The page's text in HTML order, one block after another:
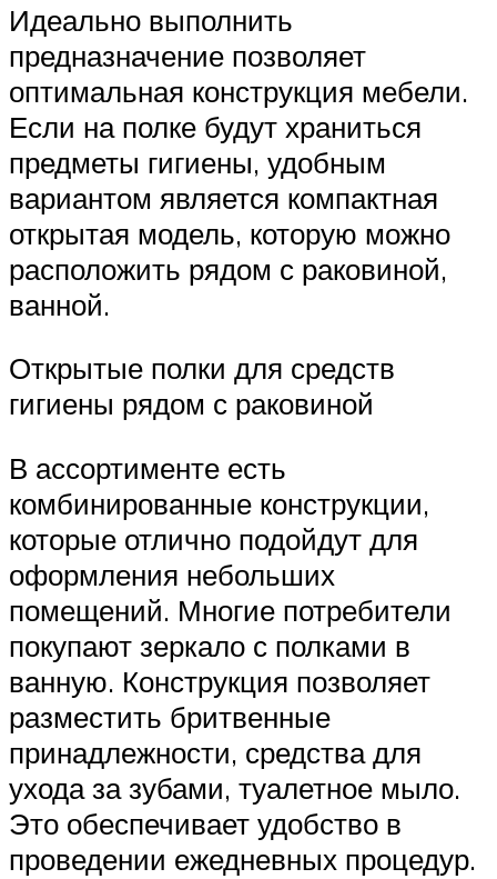
Идеально выполнить
предназначение позволяет
оптимальная конструкция мебели.
Если на полке будут храниться
предметы гигиены, удобным
вариантом является компактная
открытая модель, которую можно
расположить рядом с раковиной,
ванной.
Открытые полки для средств
гигиены рядом с раковиной
В ассортименте есть
комбинированные конструкции,
которые отлично подойдут для
оформления небольших
помещений. Многие потребители
покупают зеркало с полками в
ванную. Конструкция позволяет
разместить бритвенные
принадлежности, средства для
ухода за зубами, туалетное мыло.
Это обеспечивает удобство в
проведении ежедневных процедур.